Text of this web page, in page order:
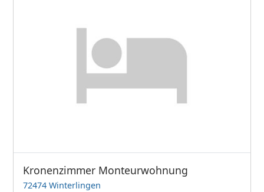
Kronenzimmer Monteurwohnung
72474 Winterlingen